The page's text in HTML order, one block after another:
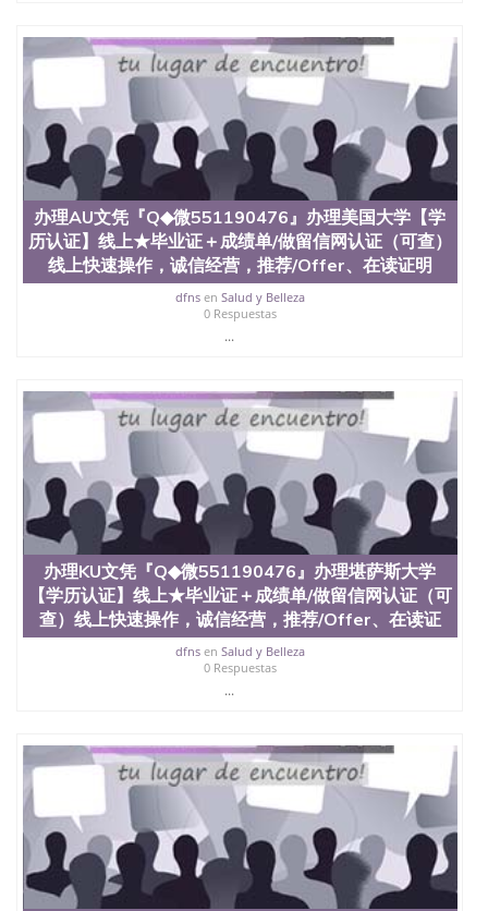
名综合性公立大学，它以极高的就业率，全美名列前
茅的毕业薪资，浓厚的多元化学术氛围，杰出的本科
教育质量，被《福克斯》杂志评选为全美50强公立综
合性大学，每年有来自世界各地的成百上千的海外学
生前往求学。 至今，这是一所在世界上享有学术地
位、声誉、实习机会和影响力的高等教育机构，并获
誉为美国本科教育质量的核心代表。其计算机系与会
计系更是在当今美国大学教学排名中表现优异。其毕
业生大多可以在其所处地域的世界硅谷中心得到工作
机会。许多硅谷公司甚至在学生大三和大四的学期提
供许多相应科系的实习机会。无论是加州大学系统
(UC)，还是加州州立大学系统(CSU), 圣何塞州立大学
都占据着加州所有大学中的地理位置。 圣何塞州立大
学座落于硅谷(Silicon Valley), 于附近的旧金山-圣何塞
地区为全美的重要科技中心。约有学生三万人，超过
子工程学，工商管理学，艺术设计，和航空学等，深
受性肯定及好评；而各种大学部和研究所的商学课程
也吸引了众多不同国家的专业人士前来研究与学习。
二、办理流程： 1、收集客户办理信息； 2、客户付
定金下单； 3、公司确认到账转制作点做电子图；
4、电子图做好发给客户确认； 5、电子图确认好转成
品部做成品； 6、成品做好拍照或者视频确认再付余
款； 7、快递给客户（国内顺丰，国外DHL）。 三、
真实网上可查的证明材料 1、教育部学历学位认证，
留服真实存档可查，存档。 2、留学回国人员证明
（使馆认证），使馆网站真实存档可查。 3、留信网
真实可查认证办理，存档可查，终身受用。 四、办理
流程农业科学院、艺术与建筑学院、商学院、交流学
院、地球及物质科学院、教育学院、工程学院、健康
与人类发展学院、信息工程与科学学院、人文学院、
约大学为学生们提供本科、硕士及博士学位。学校的
专业课程包括：会计学、MBA、财务、教育、建筑工
程、经济、医学、护理、文学、音乐、生物学、统计
学、美术、电子工程、天文学、农业、环境污染控
制、历史、电气工程、生物工程、建筑设计、工商管
理、材料科学、机械工程、航天工程、土木工程、数
学、化学、英语、社会科学、心理学、戏剧、市场营
销、机械工程、计算机科学、物理学、人工智能、商
办理AU文凭『Q◆微551190476』办理美国大学【学
历认证】线上★毕业证＋成绩单/做留信网认证（可查）
线上快速操作，诚信经营，推荐/Offer、在读证明
dfnsen Salud y Belleza
0 Respuestas
...
办理KU文凭『Q◆微551190476』办理堪萨斯大学
【学历认证】线上★毕业证＋成绩单/做留信网认证（可
查）线上快速操作，诚信经营，推荐/Offer、在读证
dfnsen Salud y Belleza
0 Respuestas
...